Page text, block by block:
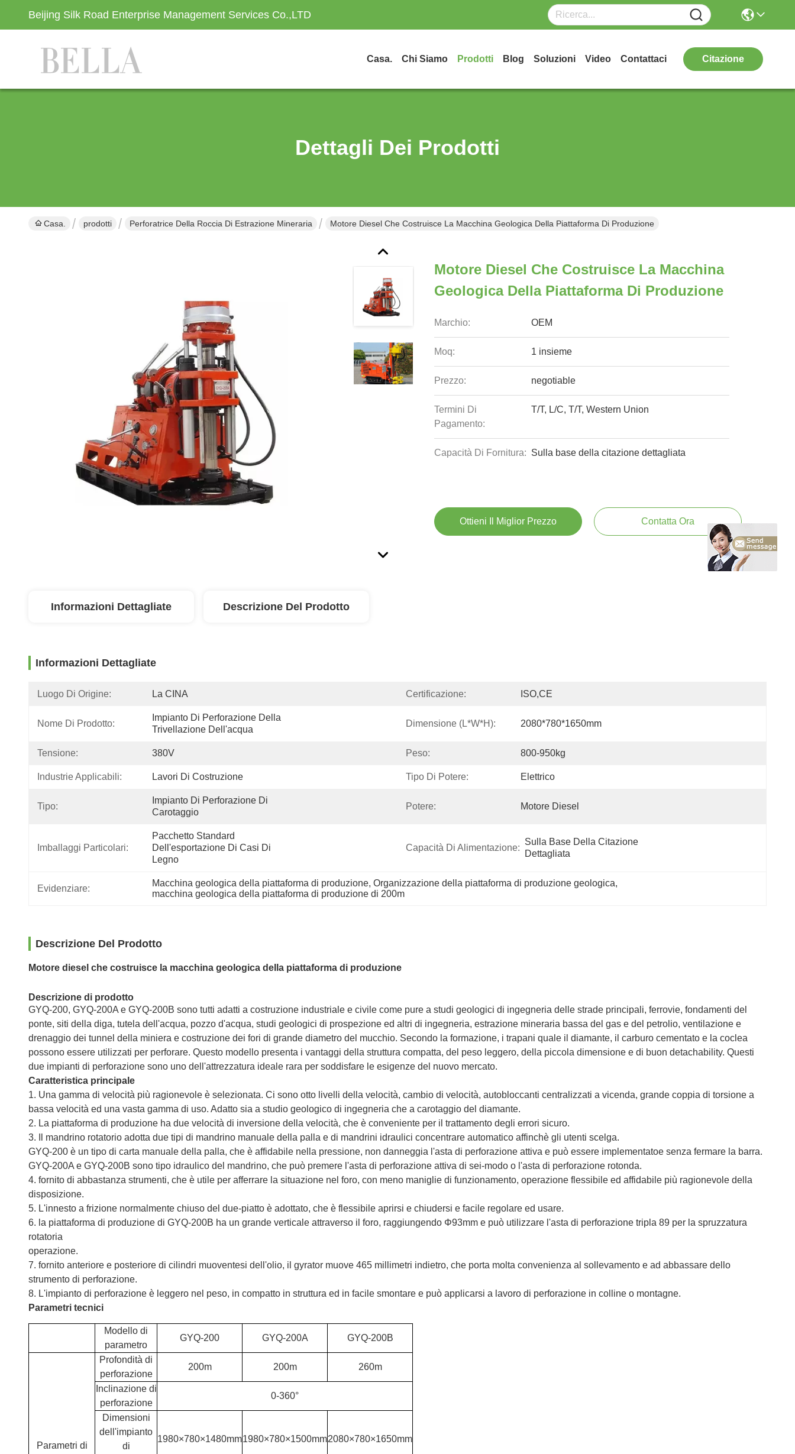
Beijing Silk Road Enterprise Management Services Co.,LTD
Casa. Chi Siamo Prodotti Blog Soluzioni Video Contattaci Citazione
Dettagli Dei Prodotti
Casa. prodotti Perforatrice Della Roccia Di Estrazione Mineraria Motore Diesel Che Costruisce La Macchina Geologica Della Piattaforma Di Produzione
Motore Diesel Che Costruisce La Macchina
Geologica Della Piattaforma Di Produzione
Marchio: OEM
Moq: 1 insieme
Prezzo: negotiable
Termini Di
Pagamento:
T/T, L/C, T/T, Western Union
Capacità Di Fornitura: Sulla base della citazione dettagliata
Ottieni Il Miglior Prezzo Contatta Ora
Informazioni Dettagliate Descrizione Del Prodotto
Informazioni Dettagliate
Luogo Di Origine: La CINA Certificazione: ISO,CE
Nome Di Prodotto:
Impianto Di Perforazione Della
Trivellazione Dell'acqua
Dimensione (l*w*h): 2080*780*1650mm
Tensione: 380V Peso: 800-950kg
Industrie Applicabili: Lavori Di Costruzione Tipo Di Potere: Elettrico
Tipo:
Impianto Di Perforazione Di
Carotaggio
Potere: Motore Diesel
Imballaggi Particolari:
Pacchetto Standard
Dell'esportazione Di Casi Di
Legno
Capacità Di Alimentazione:
Sulla Base Della Citazione
Dettagliata
Evidenziare:
Macchina geologica della piattaforma di produzione, Organizzazione della piattaforma di produzione geologica,
macchina geologica della piattaforma di produzione di 200m
Descrizione Del Prodotto
Motore diesel che costruisce la macchina geologica della piattaforma di produzione
Descrizione di prodotto
GYQ-200, GYQ-200A e GYQ-200B sono tutti adatti a costruzione industriale e civile come pure a studi geologici di ingegneria delle strade principali, ferrovie, fondamenti del
ponte, siti della diga, tutela dell'acqua, pozzo d'acqua, studi geologici di prospezione ed altri di ingegneria, estrazione mineraria bassa del gas e del petrolio, ventilazione e
drenaggio dei tunnel della miniera e costruzione dei fori di grande diametro del mucchio. Secondo la formazione, i trapani quale il diamante, il carburo cementato e la coclea
possono essere utilizzati per perforare. Questo modello presenta i vantaggi della struttura compatta, del peso leggero, della piccola dimensione e di buon detachability. Questi
due impianti di perforazione sono uno dell'attrezzatura ideale rara per soddisfare le esigenze del nuovo mercato.
Caratteristica principale
1. Una gamma di velocità più ragionevole è selezionata. Ci sono otto livelli della velocità, cambio di velocità, autobloccanti centralizzati a vicenda, grande coppia di torsione a
bassa velocità ed una vasta gamma di uso. Adatto sia a studio geologico di ingegneria che a carotaggio del diamante.
2. La piattaforma di produzione ha due velocità di inversione della velocità, che è conveniente per il trattamento degli errori sicuro.
3. Il mandrino rotatorio adotta due tipi di mandrino manuale della palla e di mandrini idraulici concentrare automatico affinchè gli utenti scelga.
GYQ-200 è un tipo di carta manuale della palla, che è affidabile nella pressione, non danneggia l'asta di perforazione attiva e può essere implementatoe senza fermare la barra.
GYQ-200A e GYQ-200B sono tipo idraulico del mandrino, che può premere l'asta di perforazione attiva di sei-modo o l'asta di perforazione rotonda.
4. fornito di abbastanza strumenti, che è utile per afferrare la situazione nel foro, con meno maniglie di funzionamento, operazione flessibile ed affidabile più ragionevole della
disposizione.
5. L'innesto a frizione normalmente chiuso del due-piatto è adottato, che è flessibile aprirsi e chiudersi e facile regolare ed usare.
6. la piattaforma di produzione di GYQ-200B ha un grande verticale attraverso il foro, raggiungendo Φ93mm e può utilizzare l'asta di perforazione tripla 89 per la spruzzatura
rotatoria
operazione.
7. fornito anteriore e posteriore di cilindri muoventesi dell'olio, il gyrator muove 465 millimetri indietro, che porta molta convenienza al sollevamento e ad abbassare dello
strumento di perforazione.
8. L'impianto di perforazione è leggero nel peso, in compatto in struttura ed in facile smontare e può applicarsi a lavoro di perforazione in colline o montagne.
Parametri tecnici
Modello di
parametro
GYQ-200 GYQ-200A GYQ-200B
Parametri di
Profondità di
perforazione
200m 200m 260m
Inclinazione di
perforazione
0-360°
Dimensioni
dell'impianto
di
1980×780×1480mm1980×780×1500mm2080×780×1650mm